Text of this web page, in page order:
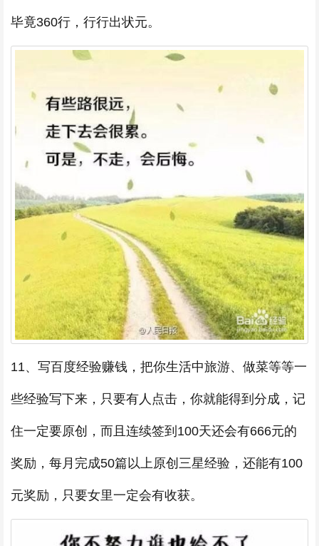
毕竟360行，行行出状元。
11、写百度经验赚钱，把你生活中旅游、做菜等等一
些经验写下来，只要有人点击，你就能得到分成，记
住一定要原创，而且连续签到100天还会有666元的
奖励，每月完成50篇以上原创三星经验，还能有100
元奖励，只要女里一定会有收获。